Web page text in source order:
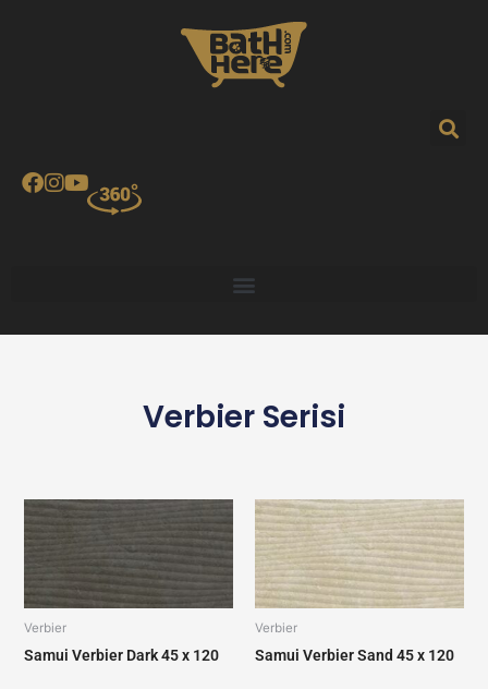
Verbier Serisi
Verbier
Samui Verbier Dark 45 x 120
Verbier
Samui Verbier Sand 45 x 120